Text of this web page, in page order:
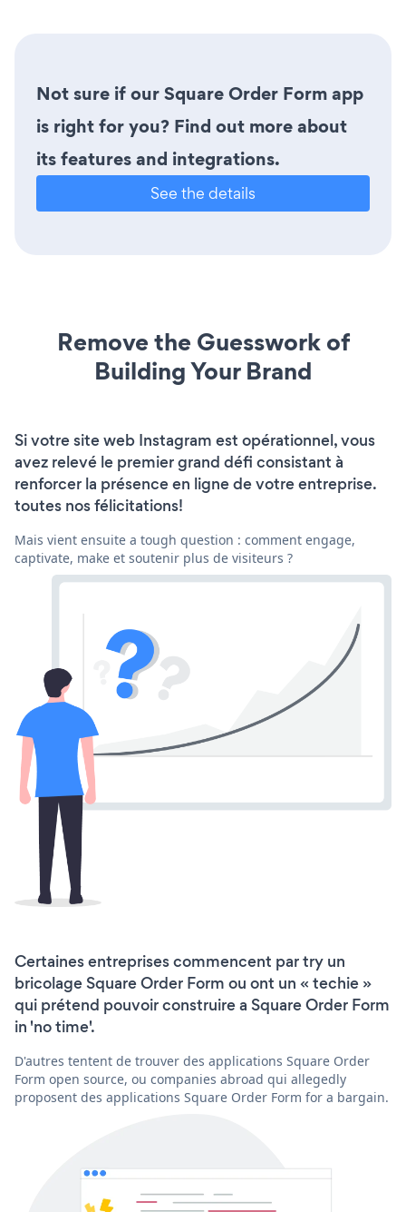
Not sure if our Square Order Form app
is right for you? Find out more about
its features and integrations.
See the details
Remove the Guesswork of
Building Your Brand
Si votre site web Instagram est opérationnel, vous
avez relevé le premier grand défi consistant à
renforcer la présence en ligne de votre entreprise.
toutes nos félicitations!
Mais vient ensuite a tough question : comment engage,
captivate, make et soutenir plus de visiteurs ?
Certaines entreprises commencent par try un
bricolage Square Order Form ou ont un « techie »
qui prétend pouvoir construire a Square Order Form
in 'no time'.
D'autres tentent de trouver des applications Square Order
Form open source, ou companies abroad qui allegedly
proposent des applications Square Order Form for a bargain.